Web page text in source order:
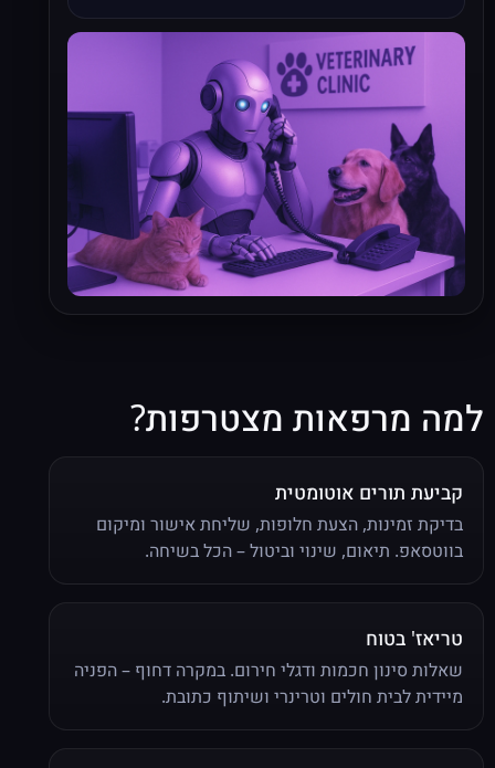
למה מרפאות מצטרפות?
קביעת תורים אוטומטית
בדיקת זמינות, הצעת חלופות, שליחת אישור ומיקום
בווטסאפ. תיאום, שינוי וביטול – הכל בשיחה.
טריאז' בטוח
שאלות סינון חכמות ודגלי חירום. במקרה דחוף – הפניה
מיידית לבית חולים וטרינרי ושיתוף כתובת.